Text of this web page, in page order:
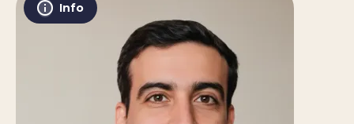
Info